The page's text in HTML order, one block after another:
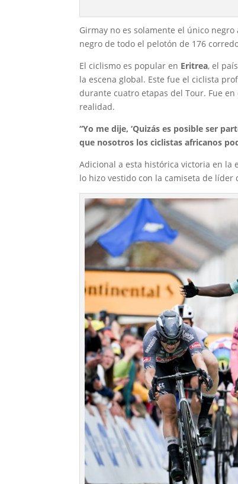
Girmay no es solamente el único
negro de todo el pelotón de 176
El ciclismo es popular en Eritrea, el
la escena global. Este fue el ciclista
durante cuatro etapas del Tour. Fue
realidad.
“Yo me dije, ‘Quizás es posible ser
que nosotros los ciclistas africanos
Adicional a esta histórica victoria en la
lo hizo vestido con la camiseta de